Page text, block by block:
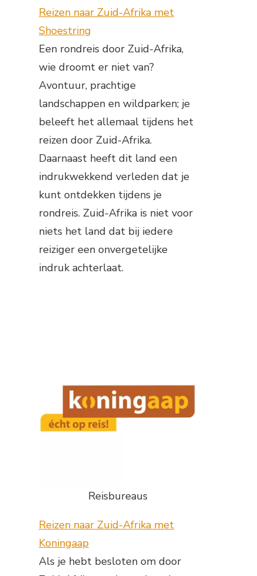
Reizen naar Zuid-Afrika met
Shoestring
Een rondreis door Zuid-Afrika,
wie droomt er niet van?
Avontuur, prachtige
landschappen en wildparken; je
beleeft het allemaal tijdens het
reizen door Zuid-Afrika.
Daarnaast heeft dit land een
indrukwekkend verleden dat je
kunt ontdekken tijdens je
rondreis. Zuid-Afrika is niet voor
niets het land dat bij iedere
reiziger een onvergetelijke
indruk achterlaat.
Reisbureaus
Reizen naar Zuid-Afrika met
Koningaap
Als je hebt besloten om door